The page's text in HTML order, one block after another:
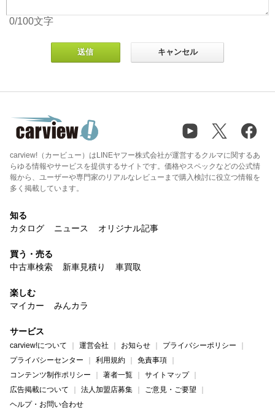
0/100文字
carview!（カービュー）はLINEヤフー株式会社が運営するクルマに関するあ
らゆる情報やサービスを提供するサイトです。価格やスペックなどの公式情
報から、ユーザーや専門家のリアルなレビューまで購入検討に役立つ情報を
多く掲載しています。
知る
カタログ
ニュース オリジナル記事
買う・売る
中古車検索
新車見積り 車買取
楽しむ
マイカー
みんカラ
サービス
carview!について 運営会社 お知らせ
プライバシーポリシー
プライバシーセンター
利用規約
免責事項
コンテンツ制作ポリシー
著者一覧
サイトマップ
広告掲載について
法人加盟店募集
ご意見・ご要望
ヘルプ・お問い合わせ